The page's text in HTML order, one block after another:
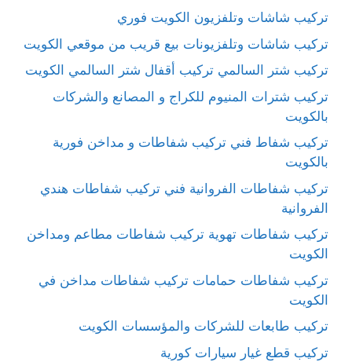
تركيب شاشات وتلفزيون الكويت فوري
تركيب شاشات وتلفزيونات بيع قريب من موقعي الكويت
تركيب شتر السالمي تركيب أقفال شتر السالمي الكويت
تركيب شترات المنيوم للكراج و المصانع والشركات
بالكويت
تركيب شفاط فني تركيب شفاطات و مداخن فورية
بالكويت
تركيب شفاطات الفروانية فني تركيب شفاطات هندي
الفروانية
تركيب شفاطات تهوية تركيب شفاطات مطاعم ومداخن
الكويت
تركيب شفاطات حمامات تركيب شفاطات مداخن في
الكويت
تركيب طابعات للشركات والمؤسسات الكويت
تركيب قطع غيار سيارات كورية